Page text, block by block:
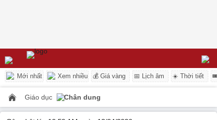
Mới nhất Xem nhiều 💰 Giá vàng 📅 Lịch âm ☀️ Thời tiết
Giáo dục Chân dung